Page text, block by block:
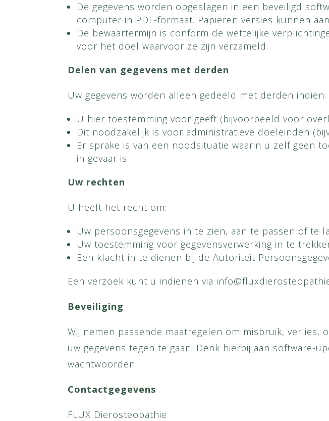
De gegevens worden opgeslagen in een beveiligd
computer in PDF-formaat. Papieren versies kunnen
De bewaartermijn is conform de wettelijke
voor het doel waarvoor ze zijn verzameld.
Delen van gegevens met derden
Uw gegevens worden alleen gedeeld met derden indien:
U hier toestemming voor geeft (bijvoorbeeld voor
Dit noodzakelijk is voor administratieve doeleinden
Er sprake is van een noodsituatie waarin u zelf geen
in gevaar is.
Uw rechten
U heeft het recht om:
Uw persoonsgegevens in te zien, aan te passen of te
Uw toestemming voor gegevensverwerking in te
Een klacht in te dienen bij de Autoriteit
Een verzoek kunt u indienen via
Beveiliging
Wij nemen passende maatregelen om misbruik,
uw gegevens tegen te gaan. Denk hierbij aan software-
wachtwoorden.
Contactgegevens
FLUX Dierosteopathie